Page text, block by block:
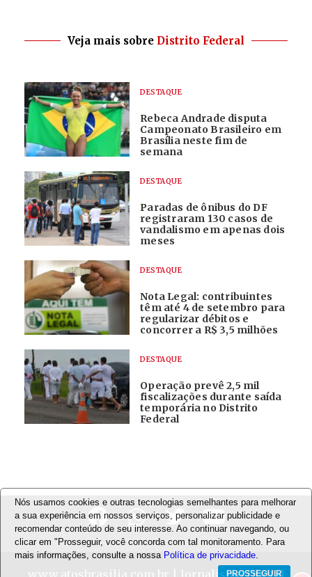
Veja mais sobre Distrito Federal
DESTAQUE
Rebeca Andrade disputa
Campeonato Brasileiro em
Brasília neste fim de
semana
DESTAQUE
Paradas de ônibus do DF
registraram 130 casos de
vandalismo em apenas dois
meses
DESTAQUE
Nota Legal: contribuintes
têm até 4 de setembro para
regularizar débitos e
concorrer a R$ 3,5 milhões
DESTAQUE
Operação prevê 2,5 mil
fiscalizações durante saída
temporária no Distrito
Federal
www.atosbrasilia.com.br | Jornalismo Digital
Nós usamos cookies e outras tecnologias semelhantes para melhorar
a sua experiência em nossos serviços, personalizar publicidade e
recomendar conteúdo de seu interesse. Ao continuar navegando, ou
clicar em "Prosseguir, você concorda com tal monitoramento. Para
mais informações, consulte a nossa Política de privacidade.
PROSSEGUIR